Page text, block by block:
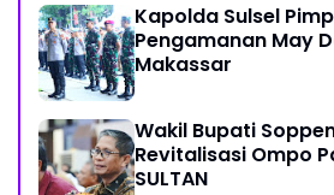
Kapolda Sulsel
Pengamanan May
Makassar
Wakil Bupati
Revitalisasi Ompo
SULTAN